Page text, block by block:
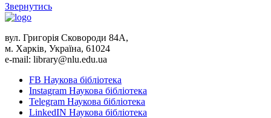
Звернутись
вул. Григорія Сковороди 84A,
м. Харків, Україна, 61024
e-mail: library@nlu.edu.ua
FB Наукова бібліотека
Instagram Наукова бібліотека
Telegram Наукова бібліотека
LinkedIN Наукова бібліотека